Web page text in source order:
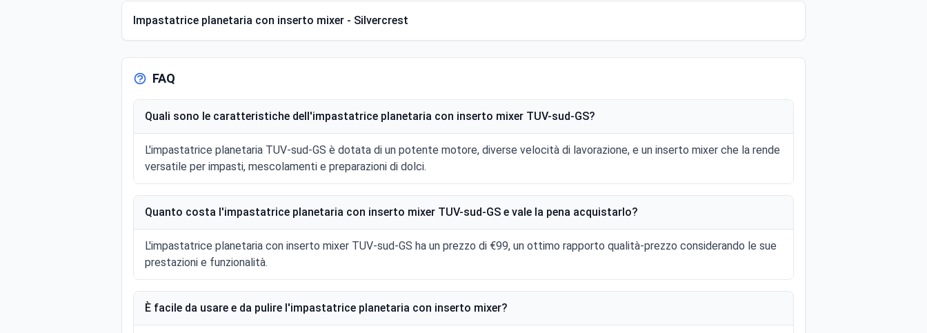
Impastatrice planetaria con inserto mixer - Silvercrest
FAQ
Quali sono le caratteristiche dell'impastatrice planetaria con inserto mixer TUV-sud-GS?
L'impastatrice planetaria TUV-sud-GS è dotata di un potente motore, diverse velocità di lavorazione, e un inserto mixer che la rende
versatile per impasti, mescolamenti e preparazioni di dolci.
Quanto costa l'impastatrice planetaria con inserto mixer TUV-sud-GS e vale la pena acquistarlo?
L'impastatrice planetaria con inserto mixer TUV-sud-GS ha un prezzo di €99, un ottimo rapporto qualità-prezzo considerando le sue
prestazioni e funzionalità.
È facile da usare e da pulire l'impastatrice planetaria con inserto mixer?